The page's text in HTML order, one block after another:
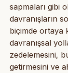
sapmaları gibi
davranışların
biçimde ortaya
davranışsal
zedelemesini,
getirmesini ve